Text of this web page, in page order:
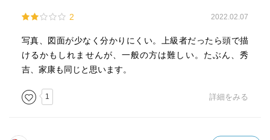
2 2022.02.07
写真、図面が少なく分かりにくい。上級者だったら頭で描
けるかもしれませんが、一般の方は難しい。たぶん、秀
吉、家康も同じと思います。
1 詳細をみる